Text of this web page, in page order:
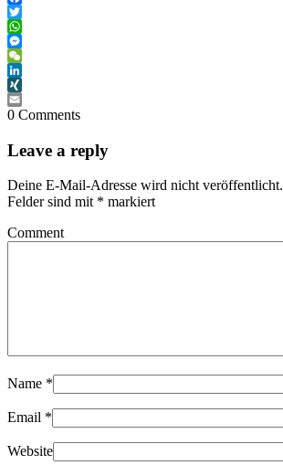
Facebook
Twitter
WhatsApp
Messenger
WeChat
LinkedIn
XING
Email
0 Comments
Leave a reply
Deine E-Mail-Adresse wird nicht veröffentlicht.
Felder sind mit * markiert
Comment
Name *
Email *
Website